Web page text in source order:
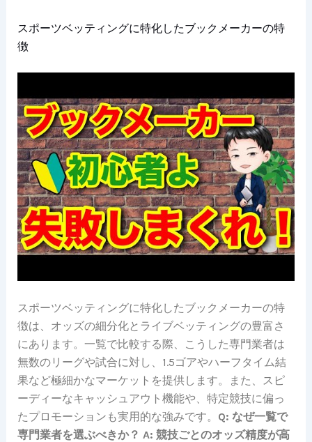
スポーツベッティングに特化したブックメーカーの特
徴
スポーツベッティングに特化したブックメーカーの特
徴は、オッズの細分化とライブベッティングの豊富さ
にあります。一覧で比較する際、こうした専門業者は
無数のリーグや試合に対し、1.5ゴアやハーフタイム結
果など極細かなマーケットを提供します。また、スピ
ーディーなキャッシュアウト機能や、特定競技に偏っ
たプロモーションも実用的な強みです。 Q: なぜ一覧で
専門業者を選ぶべきか？ A: 競技ごとのオッズ精度が高